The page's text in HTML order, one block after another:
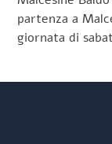
partenza a
giornata di